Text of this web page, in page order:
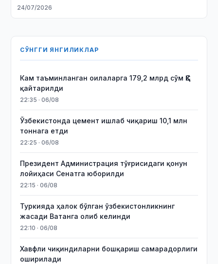
24/07/2026
СЎНГГИ ЯНГИЛИКЛАР
Кам таъминланган оилаларга 179,2 млрд сўм ҚҚС
қайтарилди
22:35 · 06/08
Ўзбекистонда цемент ишлаб чиқариш 10,1 млн
тоннага етди
22:25 · 06/08
Президент Администрация тўғрисидаги қонун
лойиҳаси Сенатга юборилди
22:15 · 06/08
Туркияда ҳалок бўлган ўзбекистонликнинг
жасади Ватанга олиб келинди
22:10 · 06/08
Хавфли чиқиндиларни бошқариш самарадорлиги
оширилади